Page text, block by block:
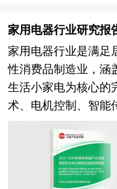
被深圳所拥有，而珠
随后第二年又转变为
又失去了先手之机，
圳完全压制；二是珠
有一个明确的思路和
上做足了功夫，让深
可见由于区域产业规
到位，导致珠海作为
向更多形态渗透，AI
续提升，推动监护设
产品层面，硬件将向
化"演进，软件生态
通过整合喂养、睡眠
来源。商业模式层
向"硬件+服务+数据"
程儿科咨询、育儿数
具体操作给出建议，
问题给出相应的解答
的企业具有极好的参
定速向全变频化、从
的综合应用成为产品
来，空调压缩机行业
能效标准升级与环保
代，在"双碳"目标约
高端选配变为市场基
设计与热泵系统集成
智能化与数字化制造
线实现全流程质量追
家用电器行业研究报
家用电器行业是满足
性消费品制造业，涵
生活小家电为核心的
术、电机控制、智能
级趋势深度绑定的传
便利性与舒适度的功
态、绿色生活理念与